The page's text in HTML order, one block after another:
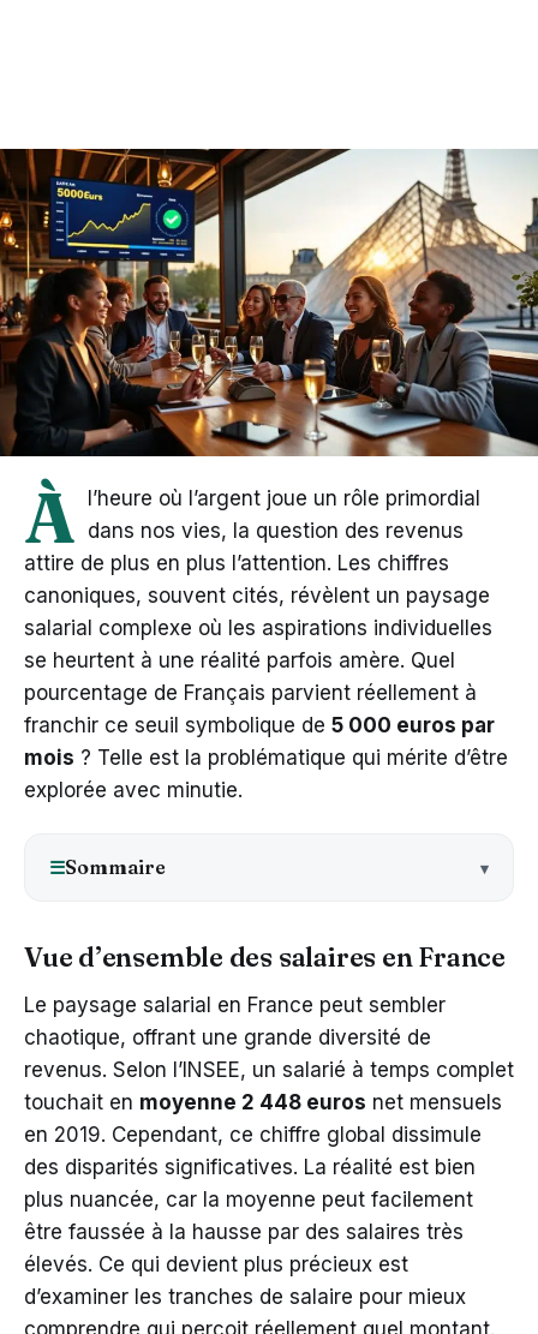
À
l’heure où l’argent joue un rôle primordial
dans nos vies, la question des revenus
attire de plus en plus l’attention. Les chiffres
canoniques, souvent cités, révèlent un paysage
salarial complexe où les aspirations individuelles
se heurtent à une réalité parfois amère. Quel
pourcentage de Français parvient réellement à
franchir ce seuil symbolique de 5 000 euros par
mois ? Telle est la problématique qui mérite d’être
explorée avec minutie.
☰Sommaire
Vue d’ensemble des salaires en France
Le paysage salarial en France peut sembler
chaotique, offrant une grande diversité de
revenus. Selon l’INSEE, un salarié à temps complet
touchait en moyenne 2 448 euros net mensuels
en 2019. Cependant, ce chiffre global dissimule
des disparités significatives. La réalité est bien
plus nuancée, car la moyenne peut facilement
être faussée à la hausse par des salaires très
élevés. Ce qui devient plus précieux est
d’examiner les tranches de salaire pour mieux